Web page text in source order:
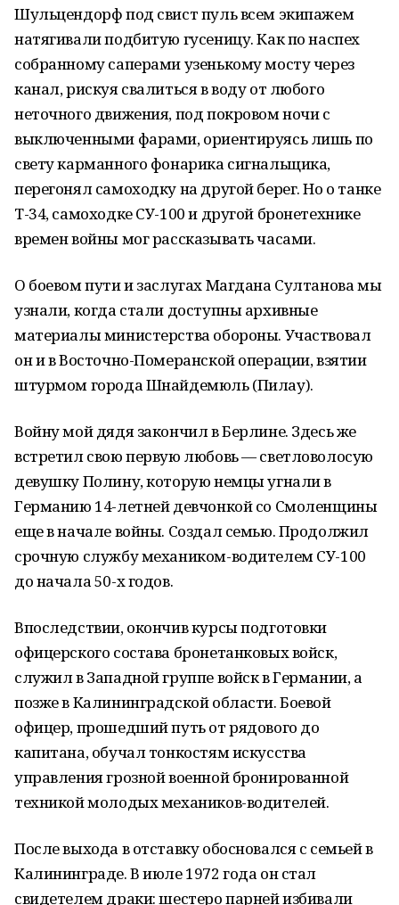
Шульцендорф под свист пуль всем экипажем
натягивали подбитую гусеницу. Как по наспех
собранному саперами узенькому мосту через
канал, рискуя свалиться в воду от любого
неточного движения, под покровом ночи с
выключенными фарами, ориентируясь лишь по
свету карманного фонарика сигнальщика,
перегонял самоходку на другой берег. Но о танке
Т-34, самоходке СУ-100 и другой бронетехнике
времен войны мог рассказывать часами.
О боевом пути и заслугах Магдана Султанова мы
узнали, когда стали доступны архивные
материалы министерства обороны. Участвовал
он и в Восточно-Померанской операции, взятии
штурмом города Шнайдемюль (Пилау).
Войну мой дядя закончил в Берлине. Здесь же
встретил свою первую любовь — светловолосую
девушку Полину, которую немцы угнали в
Германию 14-летней девчонкой со Смоленщины
еще в начале войны. Создал семью. Продолжил
срочную службу механиком-водителем СУ-100
до начала 50-х годов.
Впоследствии, окончив курсы подготовки
офицерского состава бронетанковых войск,
служил в Западной группе войск в Германии, а
позже в Калининградской области. Боевой
офицер, прошедший путь от рядового до
капитана, обучал тонкостям искусства
управления грозной военной бронированной
техникой молодых механиков-водителей.
После выхода в отставку обос­новался с семьей в
Калининграде. В июле 1972 года он стал
свидетелем драки: шестеро парней избивали